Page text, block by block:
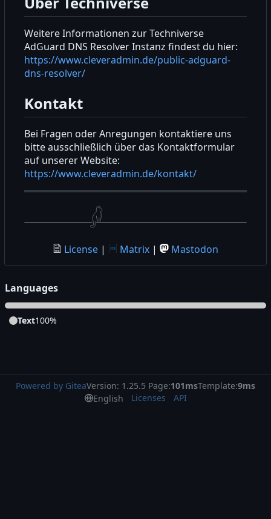
Weitere Informationen zur Techniverse
AdGuard DNS Resolver Instanz findest du hier:
https://www.cleveradmin.de/public-adguard-
dns-resolver/
Kontakt
Bei Fragen oder Anregungen kontaktiere uns
bitte ausschließlich über das Kontaktformular
auf unserer Website:
https://www.cleveradmin.de/kontakt/
License | Matrix | Mastodon
Languages
Text100%
Powered by GiteaVersion: 1.25.5 Page:101msTemplate:9ms
English
Licenses API